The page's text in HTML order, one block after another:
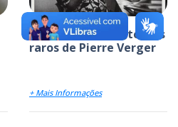
‘Iorubahia’ reúne textos
raros de Pierre Verger
+ Mais Informações